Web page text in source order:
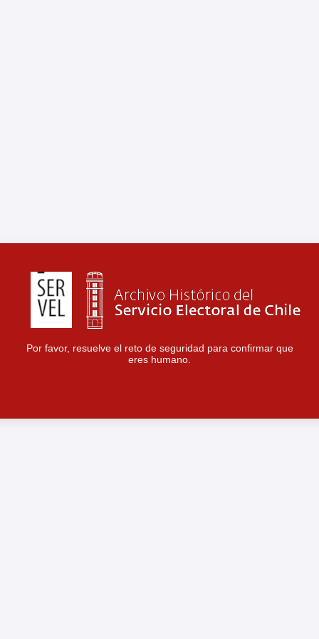
Por favor, resuelve el reto de seguridad para confirmar que
eres humano.